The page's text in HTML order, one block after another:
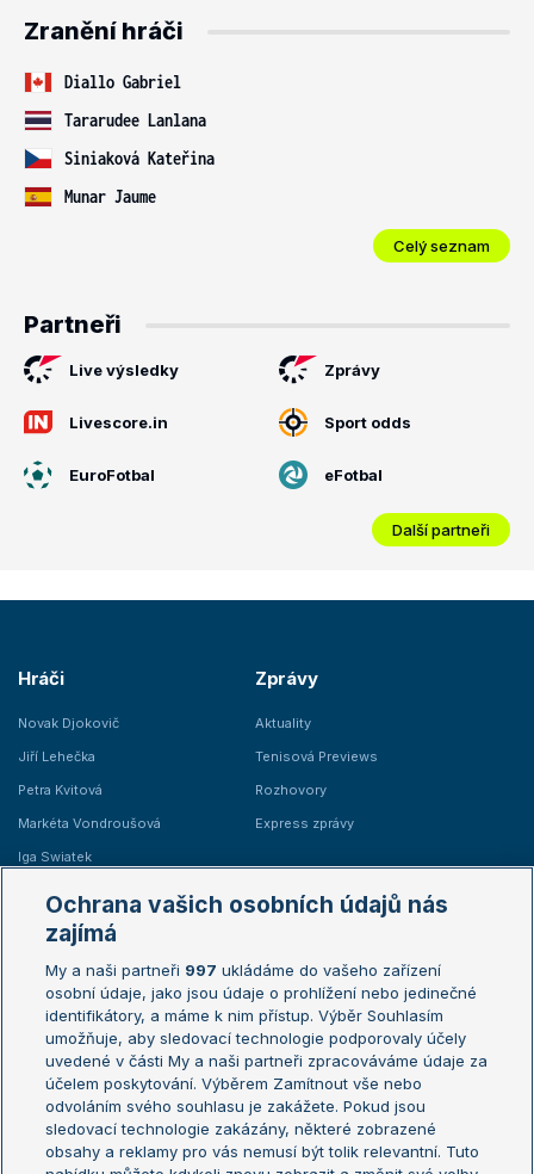
Zranění hráči
Diallo Gabriel
Tararudee Lanlana
Siniaková Kateřina
Munar Jaume
Celý seznam
Partneři
Live výsledky Zprávy
Livescore.in Sport odds
EuroFotbal eFotbal
Další partneři
Hráči
Novak Djokovič
Jiří Lehečka
Petra Kvitová
Markéta Vondroušová
Iga Swiatek
Zprávy
Aktuality
Tenisová Previews
Rozhovory
Express zprávy
Žebříčky
Žebříček ATP (muži)
Žebříček WTA (ženy)
Sázkařský žebříček
Australian Open
French Open
Wimbledon
US Open
Turnaj mistrů
Turnaj mistryň
Ochrana vašich osobních údajů nás
zajímá
My a naši partneři 997 ukládáme do vašeho zařízení
osobní údaje, jako jsou údaje o prohlížení nebo jedinečné
identifikátory, a máme k nim přístup. Výběr Souhlasím
umožňuje, aby sledovací technologie podporovaly účely
uvedené v části My a naši partneři zpracováváme údaje za
účelem poskytování. Výběrem Zamítnout vše nebo
odvoláním svého souhlasu je zakážete. Pokud jsou
sledovací technologie zakázány, některé zobrazené
obsahy a reklamy pro vás nemusí být tolik relevantní. Tuto